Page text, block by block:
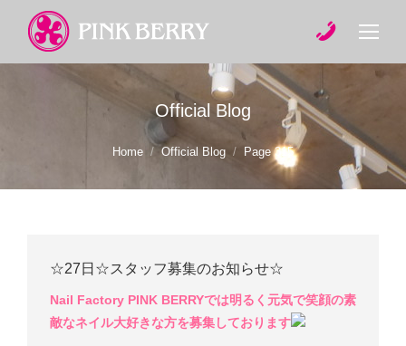
Official Blog
Home Official Blog Page 315
☆27日☆スタッフ募集のお知らせ☆
Nail Factory PINK BERRYでは明るく元気で笑顔の素
敵なネイル大好きな方を募集しております